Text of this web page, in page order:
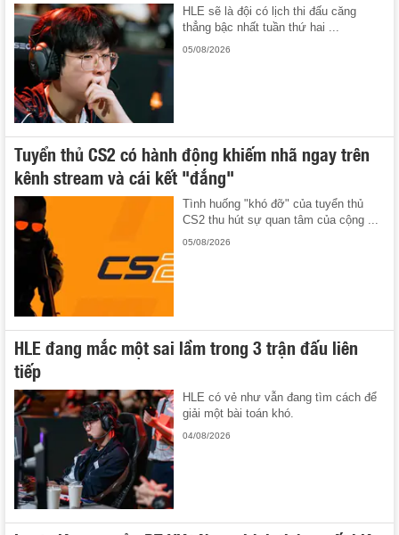
HLE sẽ là đội có lịch thi đấu căng
thẳng bậc nhất tuần thứ hai ...
05/08/2026
Tuyển thủ CS2 có hành động khiếm nhã ngay trên
kênh stream và cái kết "đắng"
Tình huống "khó đỡ" của tuyển thủ
CS2 thu hút sự quan tâm của cộng ...
05/08/2026
HLE đang mắc một sai lầm trong 3 trận đấu liên
tiếp
HLE có vẻ như vẫn đang tìm cách để
giải một bài toán khó.
04/08/2026